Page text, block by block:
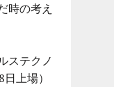
時の考え
ステクノ
上場）